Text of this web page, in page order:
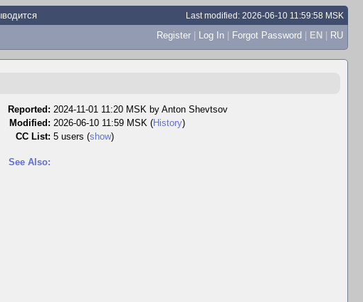
Last modified: 2026-06-10 11:59:58 MSK
Register | Log In | Forgot Password | EN | RU
Reported: 2024-11-01 11:20 MSK by Anton Shevtsov
Modified: 2026-06-10 11:59 MSK (History)
CC List: 5 users (show)
See Also: